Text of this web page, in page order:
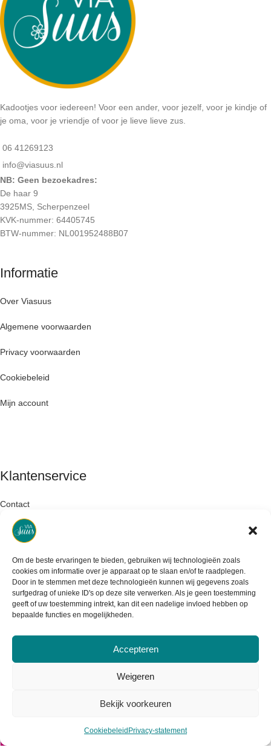
Om de beste ervaringen te bieden, gebruiken wij technologieën zoals
cookies om informatie over je apparaat op te slaan en/of te raadplegen.
Door in te stemmen met deze technologieën kunnen wij gegevens zoals
surfgedrag of unieke ID's op deze site verwerken. Als je geen toestemming
geeft of uw toestemming intrekt, kan dit een nadelige invloed hebben op
bepaalde functies en mogelijkheden.
Accepteren
Weigeren
Bekijk voorkeuren
Cookiebeleid Privacy-statement
Kadootjes voor iedereen! Voor een ander, voor jezelf, voor je kindje of
je oma, voor je vriendje of voor je lieve lieve zus.
06 41269123
info@viasuus.nl
NB: Geen bezoekadres:
De haar 9
3925MS, Scherpenzeel
KVK-nummer: 64405745
BTW-nummer: NL001952488B07
Informatie
Over Viasuus
Algemene voorwaarden
Privacy voorwaarden
Cookiebeleid
Mijn account
Klantenservice
Contact
Retourneren
Levertijd & verzendkosten